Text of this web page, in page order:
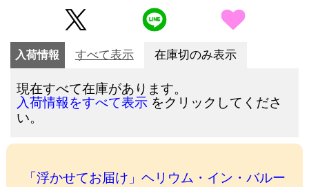
入荷情報 すべて表示 在庫切のみ表示
現在すべて在庫があります。
入荷情報をすべて表示 をクリックしてくださ
い。
「浮かせてお届け」ヘリウム・イン・バルー